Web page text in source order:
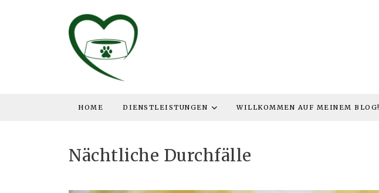
HOME DIENSTLEISTUNGEN WILLKOMMEN AUF MEINEM BLOG!
Nächtliche Durchfälle